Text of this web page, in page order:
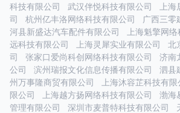
科技有限公司
武汉伴悦科技有限公司
上
司
杭州亿丰洛网络科技有限公司 广西三零
河县新盛达汽车配件有限公司
上海魁擎网
远科技有限公司
上海灵犀实业有限公司
北
司
张家口爱尚科创网络科技有限公司
济南
公司
滨州瑞报文化信息传播有限公司 泗县
州万事隆商贸有限公司
上海沐容芷科技有限
限公司
上海越方扬网络科技有限公司
渤海
管理有限公司
深圳市麦普特科技有限公司